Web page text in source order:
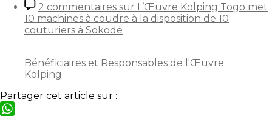
2 commentaires sur L’Œuvre Kolping Togo met
10 machines à coudre à la disposition de 10
couturiers à Sokodé
Bénéficiaires et Responsables de l'Œuvre
Kolping
Partager cet article sur :